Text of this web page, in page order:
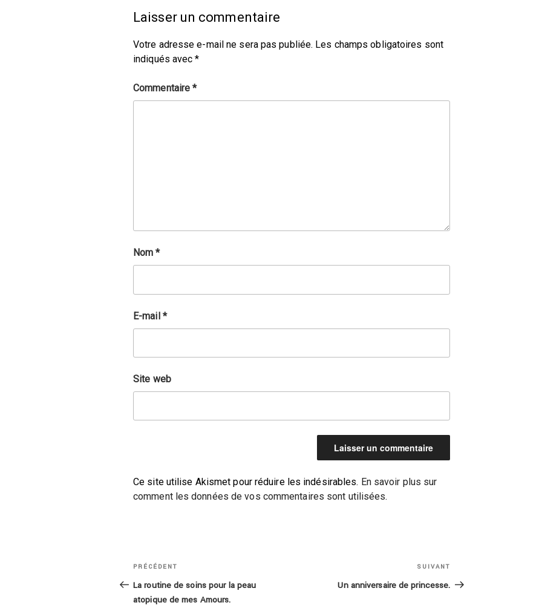
Laisser un commentaire
Votre adresse e-mail ne sera pas publiée. Les champs obligatoires sont
indiqués avec*
Commentaire*
Nom*
E-mail *
Site web
Ce site utilise Akismet pour réduire les indésirables. En savoir plus sur
comment les données de vos commentaires sont utilisées.
Navigation
de
l’article
Article
précédent
PRÉCÉDENT
La routine de soins pour la peau
atopique de mes Amours.
suivant
SUIVANT
Un anniversaire de princesse.